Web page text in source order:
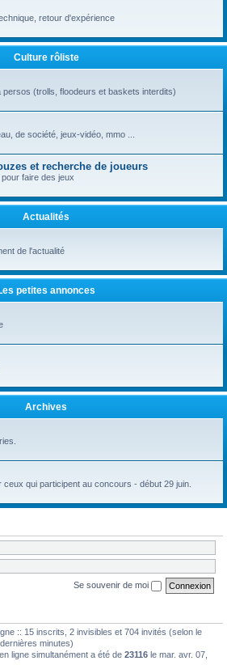
retour d'expérience
Culture rôliste
persos (trolls, floodeurs et baskets interdits)
de société, jeux-vidéo, mmo ...
et recherche de joueurs
faire des jeux
Actualités
de l'actualité
petites annonces
Archives
ceux qui participent au concours - début 29 juin.
Se souvenir de moi
:: 15 inscrits, 2 invisibles et 704 invités (selon le
minutes)
ligne simultanément a été de 23116 le mar. avr. 07,